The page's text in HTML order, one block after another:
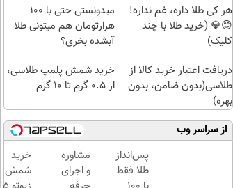
هر کی طلا داره، غم نداره!
😊💎 (خرید طلا با چند
کلیک)
میدونستی حتی با ۱۰۰
هزارتومان هم میتونی طلا
آبشده بخری؟
دریافت اعتبار خرید کالا از
طلاسی(بدون ضامن، بدون
بهره)
خرید شمش پلمپ طلاسی،
از ۰.۵ گرم تا ۱۰ گرم
از سراسر وب
پس‌انداز
طلا فقط
مشاوره
و اجرای
خرید
شمش